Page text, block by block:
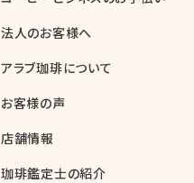
法人のお客様へ
アラブ珈琲について
お客様の声
店舗情報
珈琲鑑定士の紹介